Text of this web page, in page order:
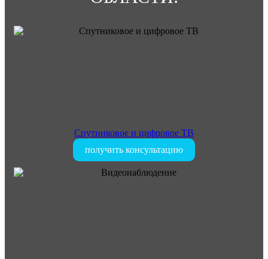
Спутниковое и цифровое ТВ
получить консультацию